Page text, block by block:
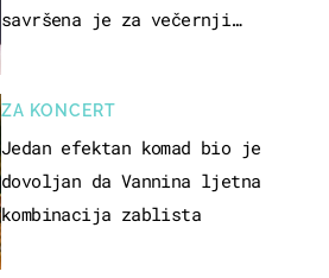
savršena je za večernji
ZA KONCERT
Jedan efektan komad bio je
dovoljan da Vannina ljetna
kombinacija zablista